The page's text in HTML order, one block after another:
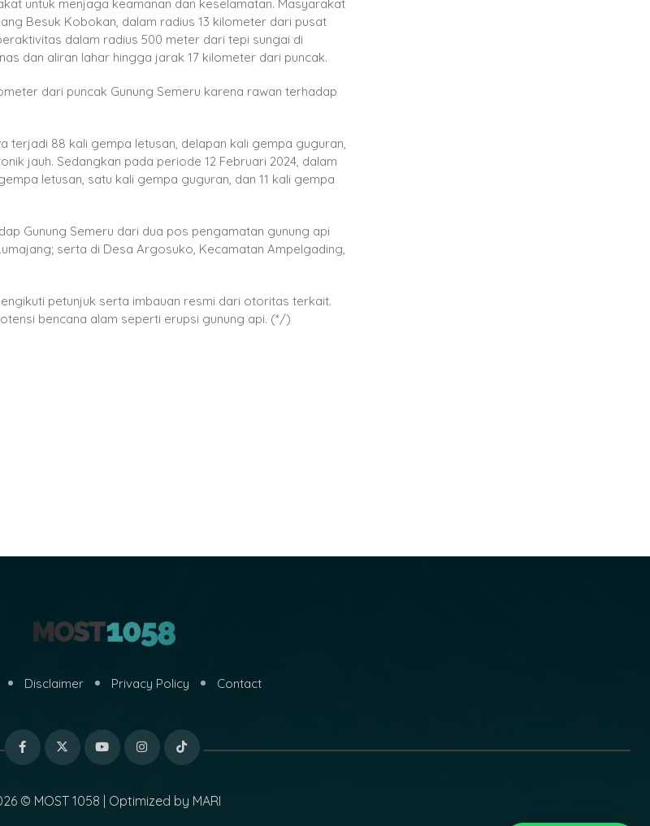
untuk menjaga keamanan dan keselamatan. Masyarakat
Besuk Kobokan, dalam radius 13 kilometer dari pusat
dalam radius 500 meter dari tepi sungai di
dan aliran lahar hingga jarak 17 kilometer dari puncak.
dari puncak Gunung Semeru karena rawan terhadap
terjadi 88 kali gempa letusan, delapan kali gempa guguran,
jauh. Sedangkan pada periode 12 Februari 2024, dalam
letusan, satu kali gempa guguran, dan 11 kali gempa
Gunung Semeru dari dua pos pengamatan gunung api
serta di Desa Argosuko, Kecamatan Ampelgading,
petunjuk serta imbauan resmi dari otoritas terkait.
bencana alam seperti erupsi gunung api. (*/)
Disclaimer Privacy Policy Contact
© MOST 1058 | Optimized by MARI